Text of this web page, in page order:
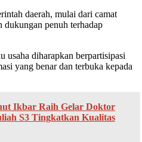
daerah, mulai dari camat
dukungan penuh terhadap
usaha diharapkan berpartisipasi
yang benar dan terbuka kepada
Ikbar Raih Gelar Doktor
S3 Tingkatkan Kualitas